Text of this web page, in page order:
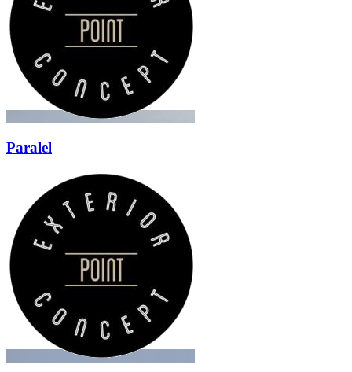
Paralel